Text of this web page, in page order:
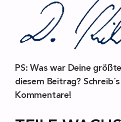
PS: Was war Deine
diesem Beitrag?
Kommentare!